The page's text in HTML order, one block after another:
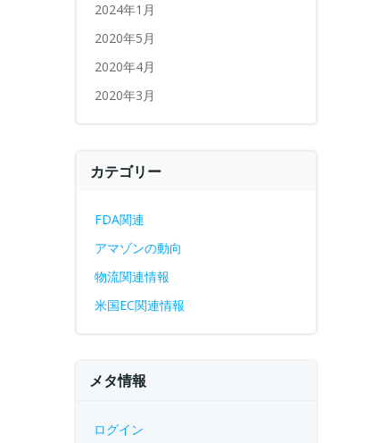
2024年1月
2020年5月
2020年4月
2020年3月
カテゴリー
FDA関連
アマゾンの動向
物流関連情報
米国EC関連情報
メタ情報
ログイン